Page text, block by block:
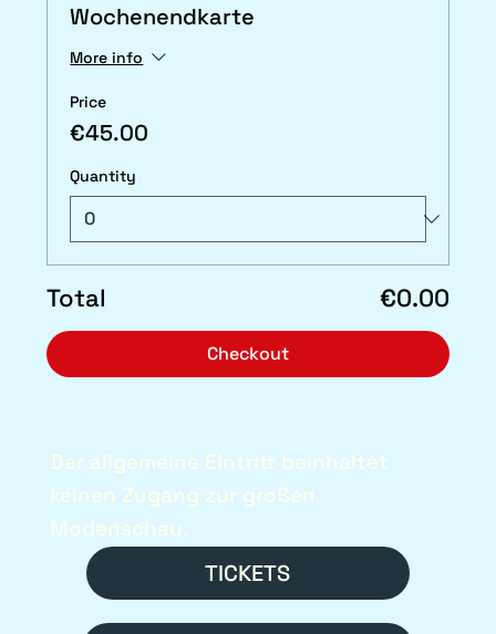
Wochenendkarte
More info
Price
€45.00
Quantity
Total €0.00
Checkout
Der allgemeine Eintritt beinhaltet
keinen Zugang zur großen
Modenschau.
TICKETS